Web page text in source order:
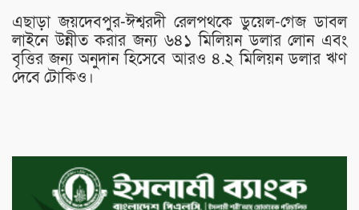
এছাড়া জয়দেবপুর-ঈশ্বরদী রেলপথকে ডুয়েল-গেজ ডাবল
লাইনে উন্নীত করার জন্য ৬৪১ মিলিয়ন ডলার লোন এবং
বৃত্তির জন্য অনুদান হিসেবে আরও ৪.২ মিলিয়ন ডলার ঋণ
দেবে টোকিও।